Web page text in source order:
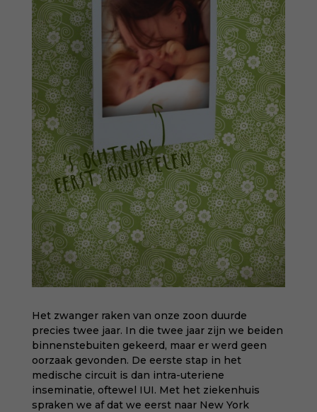
Het zwanger raken van onze zoon duurde
precies twee jaar. In die twee jaar zijn we beiden
binnenstebuiten gekeerd, maar er werd geen
oorzaak gevonden. De eerste stap in het
medische circuit is dan intra-uteriene
inseminatie, oftewel IUI. Met het ziekenhuis
spraken we af dat we eerst naar New York